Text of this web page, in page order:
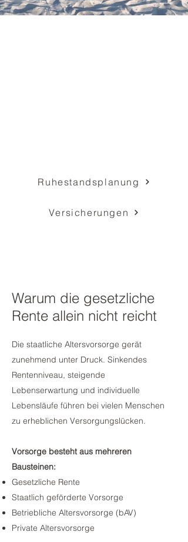
Ruhestandsplanung
Versicherungen
Warum die gesetzliche
Rente allein nicht reicht
Die staatliche Altersvorsorge gerät
zunehmend unter Druck. Sinkendes
Rentenniveau, steigende
Lebenserwartung und individuelle
Lebensläufe führen bei vielen Menschen
zu erheblichen Versorgungslücken.
Vorsorge besteht aus mehreren
Bausteinen:
Gesetzliche Rente
Staatlich geförderte Vorsorge
Betriebliche Altersvorsorge (bAV)
Private Altersvorsorge